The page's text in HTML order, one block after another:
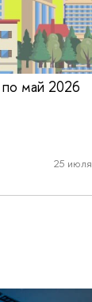
май 2026
25 июля